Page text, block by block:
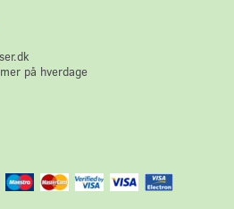
på hverdage